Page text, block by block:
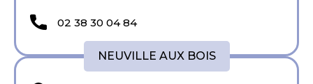
02 38 30 04 84
NEUVILLE AUX BOIS